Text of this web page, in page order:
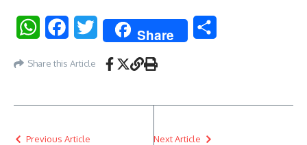
WhatsAppFacebookTwitter Share
Share this Article
Previous Article Next Article